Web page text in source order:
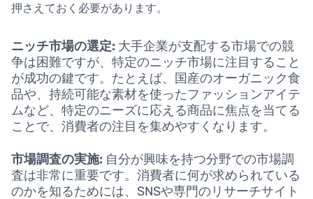
押さえておく必要があります。
ニッチ市場の選定: 大手企業が支配する市場での競
争は困難ですが、特定のニッチ市場に注目すること
が成功の鍵です。たとえば、国産のオーガニック食
品や、持続可能な素材を使ったファッションアイテ
ムなど、特定のニーズに応える商品に焦点を当てる
ことで、消費者の注目を集めやすくなります。
市場調査の実施: 自分が興味を持つ分野での市場調
査は非常に重要です。消費者に何が求められている
のかを知るためには、SNSや専門のリサーチサイト